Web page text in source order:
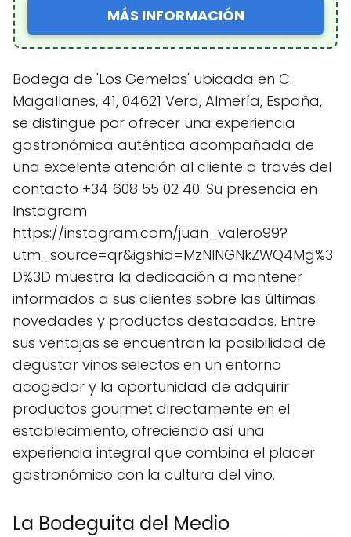
MÁS INFORMACIÓN
Bodega de 'Los Gemelos' ubicada en C.
Magallanes, 41, 04621 Vera, Almería, España,
se distingue por ofrecer una experiencia
gastronómica auténtica acompañada de
una excelente atención al cliente a través del
contacto +34 608 55 02 40. Su presencia en
Instagram
https://instagram.com/juan_valero99?
utm_source=qr&igshid=MzNlNGNkZWQ4Mg%3
D%3D muestra la dedicación a mantener
informados a sus clientes sobre las últimas
novedades y productos destacados. Entre
sus ventajas se encuentran la posibilidad de
degustar vinos selectos en un entorno
acogedor y la oportunidad de adquirir
productos gourmet directamente en el
establecimiento, ofreciendo así una
experiencia integral que combina el placer
gastronómico con la cultura del vino.
La Bodeguita del Medio